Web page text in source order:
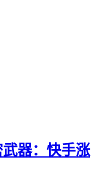
器：快手涨